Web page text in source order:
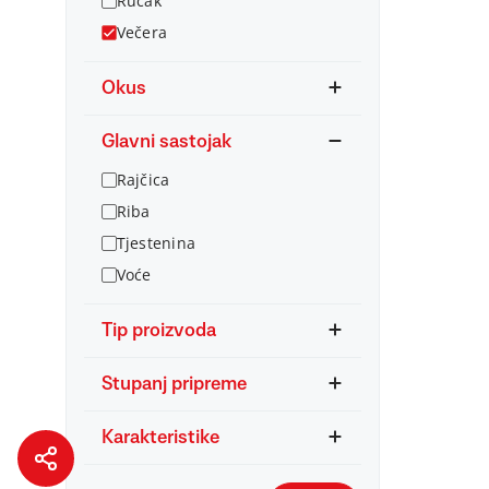
Večera
Okus
Glavni sastojak
Rajčica
Riba
Tjestenina
Voće
Tip proizvoda
Stupanj pripreme
Karakteristike